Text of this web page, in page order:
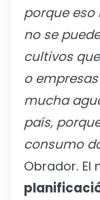
porque eso
no se
cultivos
o
mucha
país,
consumo
Obrador. El